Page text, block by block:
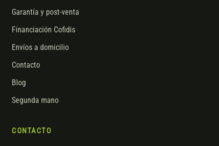
Garantía y post-venta
Financiación Cofidis
Envíos a domicilio
Contacto
Blog
Segunda mano
CONTACTO